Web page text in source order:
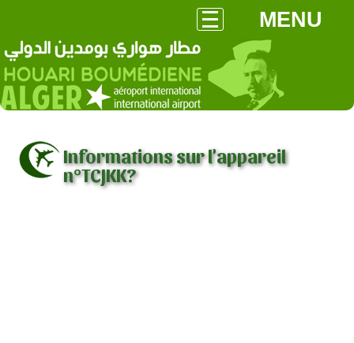
MENU
Informations sur l'appareil
n°TCJKK?